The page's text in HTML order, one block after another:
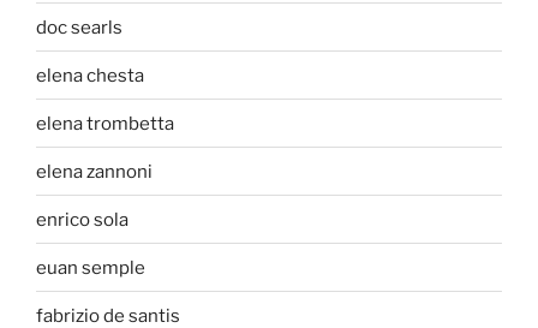
doc searls
elena chesta
elena trombetta
elena zannoni
enrico sola
euan semple
fabrizio de santis